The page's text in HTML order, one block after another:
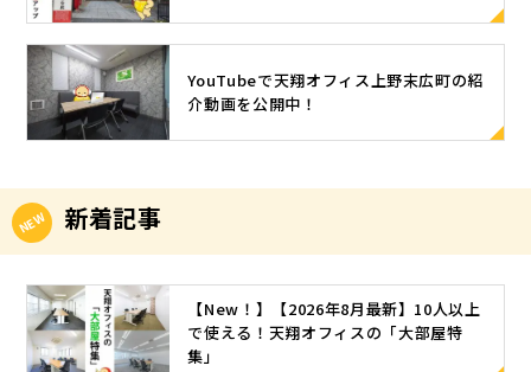
YouTubeで天翔オフィス上野末広町の紹
介動画を公開中！
新着記事
【New！】【2026年8月最新】10人以上
で使える！天翔オフィスの「大部屋特
集」